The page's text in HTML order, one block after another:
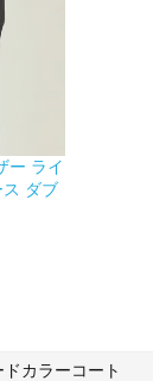
ー ライ
ス ダブ
カラーコート